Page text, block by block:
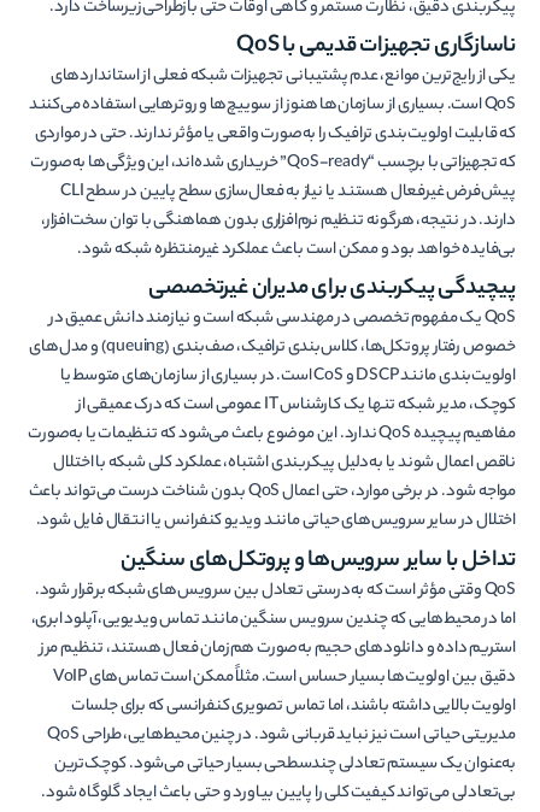
پیکربندی دقیق، نظارت مستمر و گاهی اوقات حتی بازطراحی زیرساخت دارد.
ناسازگاری تجهیزات قدیمی با QoS
یکی از رایج‌ترین موانع، عدم پشتیبانی تجهیزات شبکه فعلی از استانداردهای
QoS است. بسیاری از سازمان‌ها هنوز از سوییچ‌ها و روترهایی استفاده می‌کنند
که قابلیت اولویت‌بندی ترافیک را به‌صورت واقعی یا مؤثر ندارند. حتی در مواردی
که تجهیزاتی با برچسب “QoS-ready” خریداری شده‌اند، این ویژگی‌ها به‌صورت
پیش‌فرض غیرفعال هستند یا نیاز به فعال‌سازی سطح پایین در سطح CLI
دارند. در نتیجه، هرگونه تنظیم نرم‌افزاری بدون هماهنگی با توان سخت‌افزار،
بی‌فایده خواهد بود و ممکن است باعث عملکرد غیرمنتظره شبکه شود.
پیچیدگی پیکربندی برای مدیران غیرتخصصی
QoS یک مفهوم تخصصی در مهندسی شبکه است و نیازمند دانش عمیق در
خصوص رفتار پروتکل‌ها، کلاس‌بندی ترافیک، صف‌بندی (queuing) و مدل‌های
اولویت‌بندی مانند DSCP و CoS است. در بسیاری از سازمان‌های متوسط یا
کوچک، مدیر شبکه تنها یک کارشناس IT عمومی است که درک عمیقی از
مفاهیم پیچیده QoS ندارد. این موضوع باعث می‌شود که تنظیمات یا به‌صورت
ناقص اعمال شوند یا به‌دلیل پیکربندی اشتباه، عملکرد کلی شبکه با اختلال
مواجه شود. در برخی موارد، حتی اعمال QoS بدون شناخت درست می‌تواند باعث
اختلال در سایر سرویس‌های حیاتی مانند ویدیو کنفرانس یا انتقال فایل شود.
تداخل با سایر سرویس‌ها و پروتکل‌های سنگین
QoS وقتی مؤثر است که به‌درستی تعادل بین سرویس‌های شبکه برقرار شود.
اما در محیط‌هایی که چندین سرویس سنگین مانند تماس ویدیویی، آپلود ابری،
استریم داده و دانلودهای حجیم به‌صورت هم‌زمان فعال هستند، تنظیم مرز
دقیق بین اولویت‌ها بسیار حساس است. مثلاً ممکن است تماس‌های VoIP
اولویت بالایی داشته باشند، اما تماس تصویری کنفرانسی که برای جلسات
مدیریتی حیاتی است نیز نباید قربانی شود. در چنین محیط‌هایی، طراحی QoS
به‌عنوان یک سیستم تعادلی چند‌سطحی بسیار حیاتی می‌شود. کوچک‌ترین
بی‌تعادلی می‌تواند کیفیت کلی را پایین بیاورد و حتی باعث ایجاد گلوگاه شود.